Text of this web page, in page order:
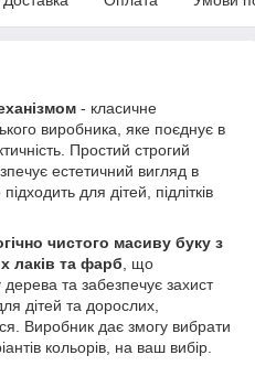
- класичне
виробника, яке поєднує в
Простий строгий
естетичний вигляд в
для дітей, підлітків
чистого масиву буку з
лаків та фарб , що
та забезпечує захист
дітей та дорослих,
Виробник дає змогу вибрати
кольорів, на ваш вибір.